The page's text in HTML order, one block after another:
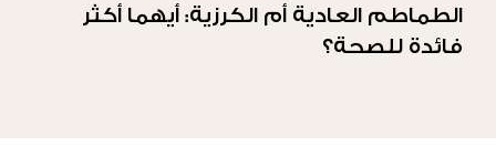
الطماطم العادية أم الكرزية: أيهما أكثر
فائدة للصحة؟